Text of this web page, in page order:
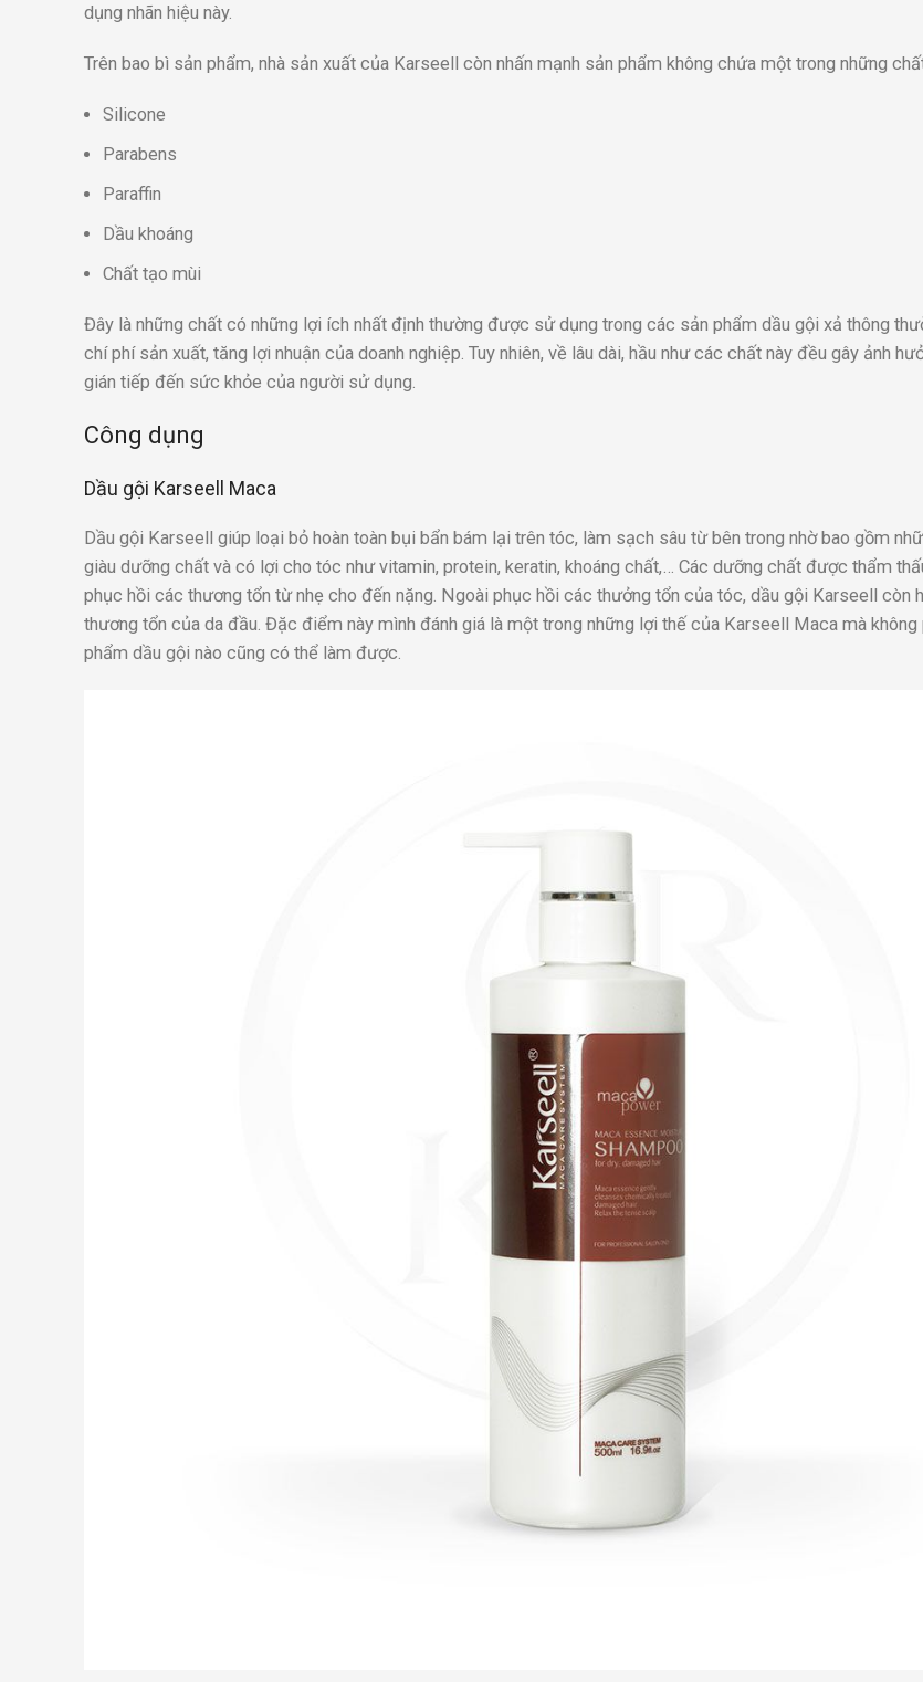
dụng nhãn hiệu này.
Trên bao bì sản phẩm, nhà sản xuất của Karseell còn nhấn mạnh sản phẩm không chứa một trong những
Silicone
Parabens
Paraffin
Dầu khoáng
Chất tạo mùi
Đây là những chất có những lợi ích nhất định thường được sử dụng trong các sản phẩm dầu gội xả thông
chí phí sản xuất, tăng lợi nhuận của doanh nghiệp. Tuy nhiên, về lâu dài, hầu như các chất này đều gây ảnh
gián tiếp đến sức khỏe của người sử dụng.
Công dụng
Dầu gội Karseell Maca
Dầu gội Karseell giúp loại bỏ hoàn toàn bụi bẩn bám lại trên tóc, làm sạch sâu từ bên trong nhờ bao gồm
giàu dưỡng chất và có lợi cho tóc như vitamin, protein, keratin, khoáng chất,… Các dưỡng chất được thẩm
phục hồi các thương tổn từ nhẹ cho đến nặng. Ngoài phục hồi các thưởng tổn của tóc, dầu gội Karseell còn
thương tổn của da đầu. Đặc điểm này mình đánh giá là một trong những lợi thế của Karseell Maca mà
phẩm dầu gội nào cũng có thể làm được.